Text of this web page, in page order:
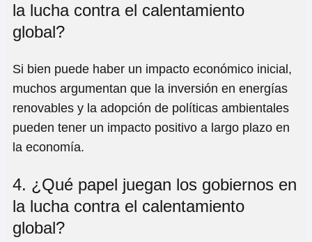
la lucha contra el calentamiento
global?
Si bien puede haber un impacto económico inicial,
muchos argumentan que la inversión en energías
renovables y la adopción de políticas ambientales
pueden tener un impacto positivo a largo plazo en
la economía.
4. ¿Qué papel juegan los gobiernos en
la lucha contra el calentamiento
global?